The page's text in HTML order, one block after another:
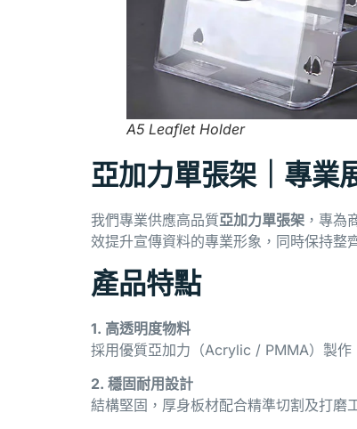
A5 Leaflet Holder
亞加力單張架｜專業
我們專業供應高品質亞加力單張架 ，專為
效提升宣傳資料的專業形象，同時保持整
產品特點
1. 高透明度物料
採用優質亞加力（Acrylic / PMMA）製作
2. 穩固耐用設計
結構堅固，厚身板材配合精準切割及打磨